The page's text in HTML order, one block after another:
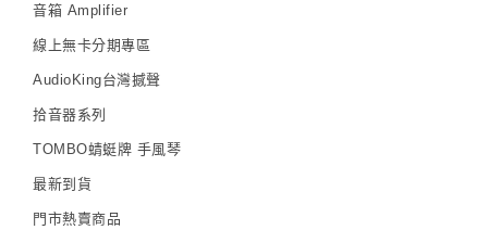
音箱 Amplifier
線上無卡分期專區
AudioKing台灣撼聲
拾音器系列
TOMBO蜻蜓牌 手風琴
最新到貨
門市熱賣商品